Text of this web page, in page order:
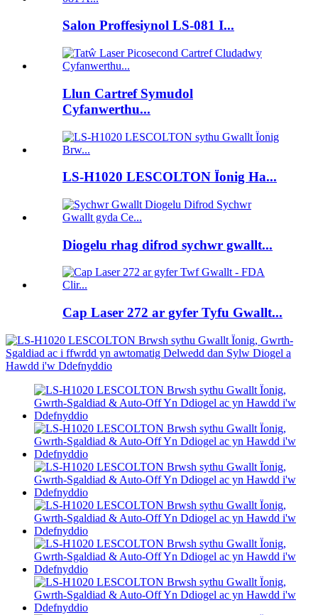
Salon Proffesiynol LS-081 I...
Llun Cartref Symudol
Cyfanwerthu...
LS-H1020 LESCOLTON Ïonig Ha...
Diogelu rhag difrod sychwr gwallt...
Cap Laser 272 ar gyfer Tyfu Gwallt...